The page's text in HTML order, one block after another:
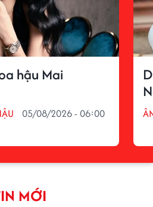
hậu Mai
05/08/2026 - 06:00
MỚI